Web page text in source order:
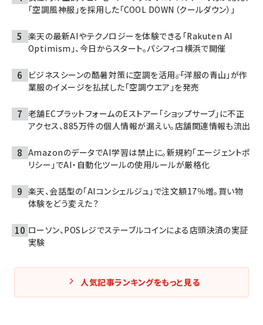
「空調風神服」を採用した「COOL DOWN（クールダウン）」
楽天の最新AIやテクノロジーを体験できる「Rakuten AI
Optimism」、今日からスタート。パシフィコ横浜で開催
ビジネスシーンの酷暑対策に空調を活用――。「洋服の青山」が作
業服のイメージを払拭した「空調ウエア」を発売
老舗ECプラットフォームのEストアー「ショップサーブ」に不正
アクセス、885万件の個人情報が漏えい。店舗関連情報も流出
AmazonのデータでAI学習は禁止に。新規約「エージェントポ
リシー」でAI・自動化ツールの使用ルールが厳格化
楽天、会話型の「AIコンシェルジュ」で注文額17％増。買い物
体験をどう変えた？
ローソン、POSレジでステーブルコインによる店頭決済の実証
実験
人気記事ランキングをもっと見る